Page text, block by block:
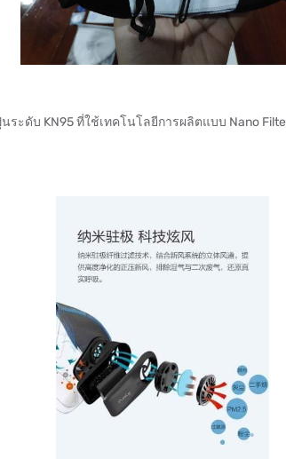
ระดับ KN95 ที่ใช้เทคโนโลยีการผลิตแบบ Nano